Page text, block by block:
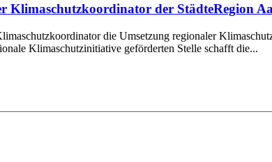
der StädteRegion
die Umsetzung regionaler
Klimaschutzinitiative geförderten Stelle schafft die...